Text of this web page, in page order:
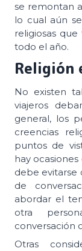
se remontan
lo cual aún
religiosas
todo el año.
Religión
No existen
viajeros
general, los
creencias
puntos de
hay
debe evitarse
de
abordar el
otra
conversación
Otras